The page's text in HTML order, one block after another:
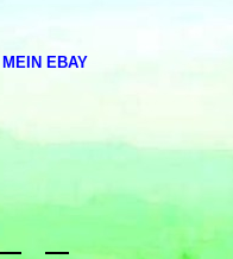
MEIN EBAY